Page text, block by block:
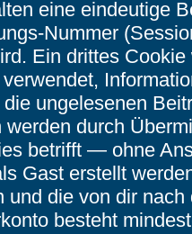
eine eindeutige
Nummer
Ein drittes
ungelesenen
durch
betrifft — ohne
Gast erstellt
und die von dir
besteht